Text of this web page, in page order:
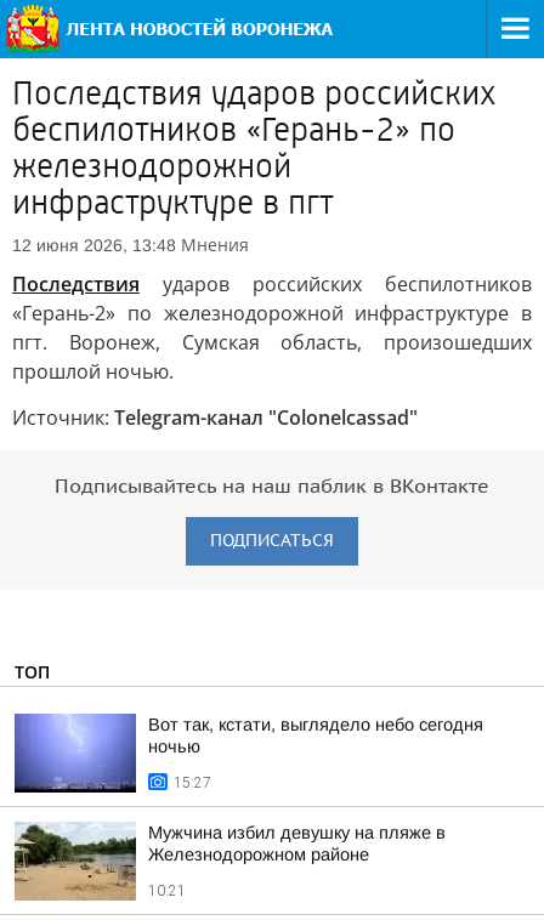
Последствия ударов российских
беспилотников «Герань-2» по
железнодорожной
инфраструктуре в пгт
12 июня 2026, 13:48 Мнения
Последствия ударов российских беспилотников
«Герань-2» по железнодорожной инфраструктуре в
пгт. Воронеж, Сумская область, произошедших
прошлой ночью.
Источник: Telegram-канал "Colonelcassad"
Подписывайтесь на наш паблик в ВКонтакте
ПОДПИСАТЬСЯ
ТОП
Вот так, кстати, выглядело небо сегодня
ночью
15:27
Мужчина избил девушку на пляже в
Железнодорожном районе
10:21